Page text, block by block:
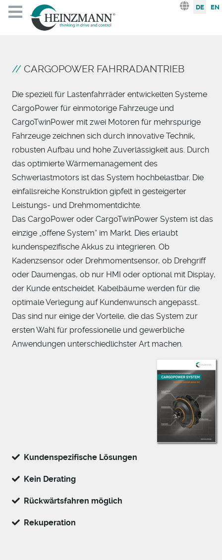
Sprache
DE EN
CARGOPOWER FAHRRADANTRIEB
Die speziell für Lastenfahrräder entwickelten Systeme
CargoPower für einmotorige Fahrzeuge und
CargoTwinPower mit zwei Motoren für mehrspurige
Fahrzeuge zeichnen sich durch innovative Technik,
robusten Aufbau und hohe Zuverlässigkeit aus. Durch
das optimierte Wärmemanagement des
Schwerlastmotors ist das System hochbelastbar. Die
einfallsreiche Konstruktion gipfelt in gesteigerter
Leistungs- und Drehmomentdichte.
Das CargoPower oder CargoTwinPower System ist das
einzige „offene System“ im Markt. Dies erlaubt
kundenspezifische Akkus zu integrieren. Ob
Kadenzsensor oder Drehmomentsensor, ob Drehgriff
oder Daumengas, ob nur HMI oder optional mit Display,
der Kunde entscheidet. Kabelbäume werden für die
optimale Verlegung auf Kundenwunsch angepasst..
Das sind nur einige der Vorteile, die das System zur
ersten Wahl für professionelle und gewerbliche
Anwendungen unterschiedlichster Art machen.
Kundenspezifische Lösungen
Kein Derating
Rückwärtsfahren möglich
Rekuperation